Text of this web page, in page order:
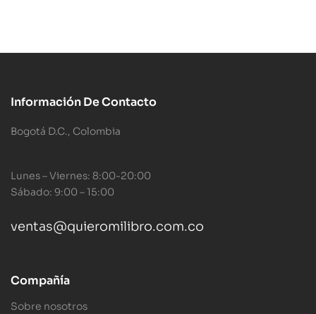
Información De Contacto
Bogotá D.C., Colombia
Lunes – Viernes: 8:00-20:00
Sábado: 9:00 – 15:00
ventas@quieromilibro.com.co
Compañía
Sobre nosotros